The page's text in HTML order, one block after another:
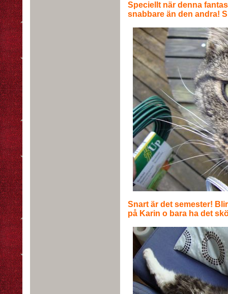
Speciellt när denna
snabbare än den andra!
Snart är det semester!
på Karin o bara ha det